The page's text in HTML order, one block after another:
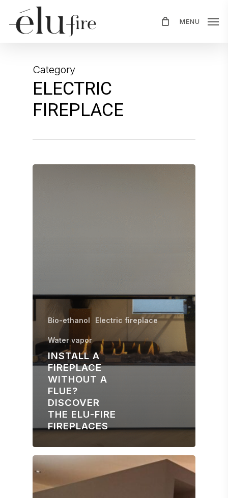
MENU
Category
ELECTRIC
FIREPLACE
Bio-ethanol Electric fireplace
Water vapor
INSTALL A
FIREPLACE
WITHOUT A
FLUE?
DISCOVER
THE ELU-FIRE
FIREPLACES